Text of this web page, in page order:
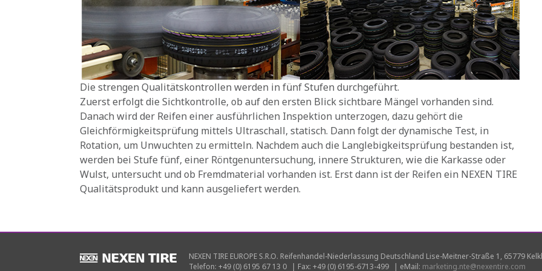
Die strengen Qualitätskontrollen werden in fünf Stufen durchgeführt.
Zuerst erfolgt die Sichtkontrolle, ob auf den ersten Blick sichtbare Mängel vorhanden sind.
Danach wird der Reifen einer ausführlichen Inspektion unterzogen, dazu gehört die
Gleichförmigkeitsprüfung mittels Ultraschall, statisch. Dann folgt der dynamische Test, in
Rotation, um Unwuchten zu ermitteln. Nachdem auch die Langlebigkeitsprüfung bestanden ist,
werden bei Stufe fünf, einer Röntgenuntersuchung, innere Strukturen, wie die Karkasse oder
Wulst, untersucht und ob Fremdmaterial vorhanden ist. Erst dann ist der Reifen ein NEXEN TIRE
Qualitätsprodukt und kann ausgeliefert werden.
NEXEN TIRE EUROPE S.R.O. Reifenhandel-Niederlassung Deutschland Lise-Meitner-Straße 1, 65779
Telefon: +49 (0) 6195 67 13 0
| Fax: +49 (0) 6195-6713-499 | eMail: marketing.nte@nexentire.com